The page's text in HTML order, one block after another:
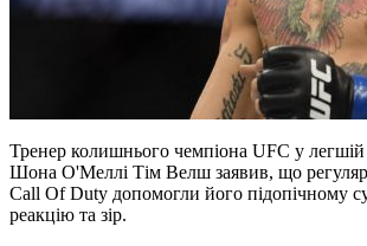
Тренер колишнього чемпіона UFC у легшій
Шона О'Меллі Тім Велш заявив, що
Call Of Duty допомогли його підопічному
реакцію та зір.